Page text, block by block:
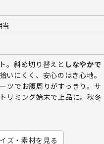
。斜め切り替えと しなやかで
いにくく、安心のはき心地。
ツでお腹周りがすっきり。サ
リミング始末で上品に。秋冬
ズ・素材を見る